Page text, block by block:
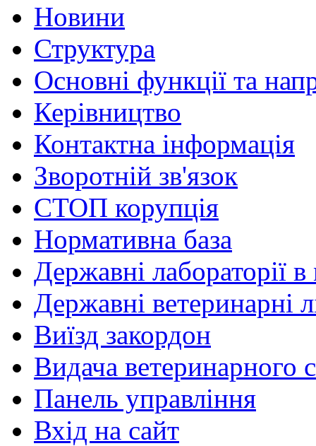
Новини
Структура
Основні функції та
Керівництво
Контактна інформація
Зворотній зв'язок
СТОП корупція
Нормативна база
Державні лабораторії
Державні ветеринарні
Виїзд закордон
Видача ветеринарного
Панель управління
Вхід на сайт